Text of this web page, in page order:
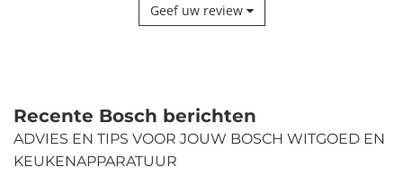
Geef uw review
Recente Bosch berichten
ADVIES EN TIPS VOOR JOUW BOSCH WITGOED EN
KEUKENAPPARATUUR